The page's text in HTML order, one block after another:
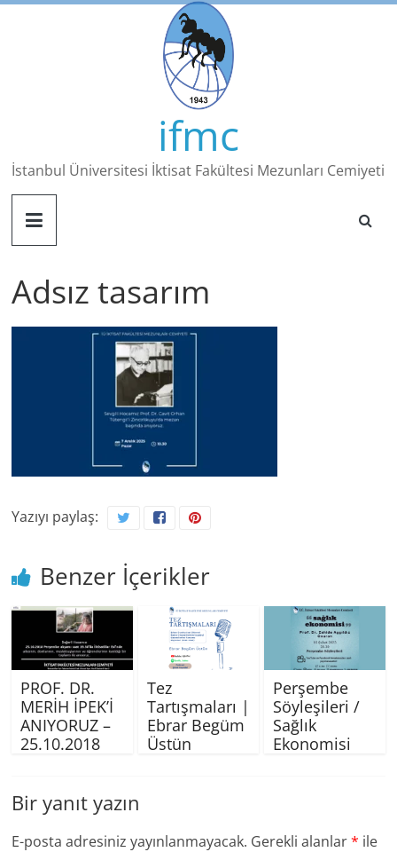
Skip
ifmc
İstanbul Üniversitesi İktisat Fakültesi Mezunları Cemiyeti
Adsız tasarım
Yazıyı paylaş:
Benzer İçerikler
PROF. DR.
MERİH İPEK’İ
ANIYORUZ –
25.10.2018
Tez
Tartışmaları |
Ebrar Begüm
Üstün
Perşembe
Söyleşileri /
Sağlık
Ekonomisi
Bir yanıt yazın
E-posta adresiniz yayınlanmayacak. Gerekli alanlar* ile